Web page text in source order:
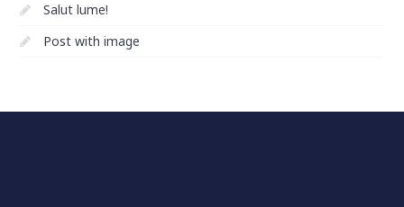
Salut lume!
Post with image